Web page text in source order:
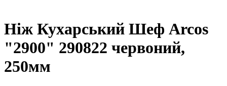
Ніж Кухарський Шеф Arcos
"2900" 290822 червоний,
250мм